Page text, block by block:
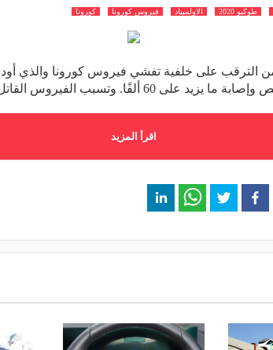
طوكيو 2020 الاولمبياد فيروس كورونا كورونا
الترقب على خلفية تفشي فيروس كورونا والذي
اقرأ المزيد